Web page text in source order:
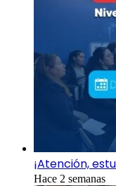
¡Atención,
Hace 2 semanas